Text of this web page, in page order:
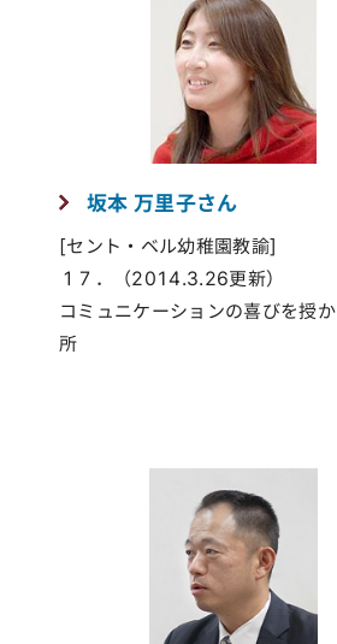
坂本 万里子さん
[セント・ベル幼稚園教諭]
１７．（2014.3.26更新）
コミュニケーションの喜びを授
所